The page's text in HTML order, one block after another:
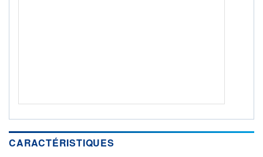
2/7
+ PORTEFEUILLE + LISTE
CARACTÉRISTIQUES